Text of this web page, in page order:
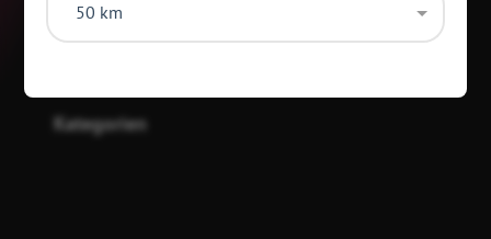
Kategorien
50 km